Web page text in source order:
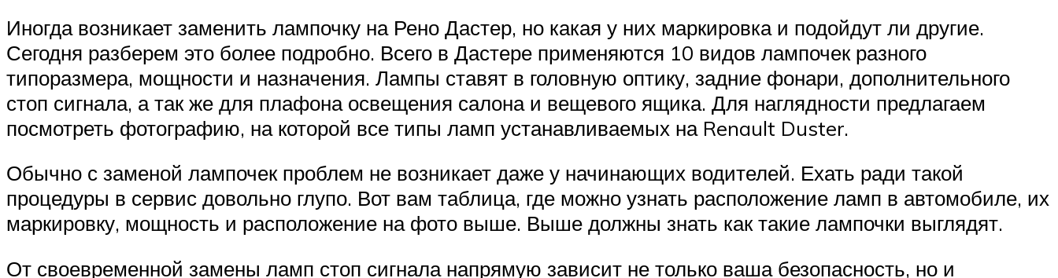
Иногда возникает заменить лампочку на Рено Дастер, но какая у них маркировка и подойдут ли другие.
Сегодня разберем это более подробно. Всего в Дастере применяются 10 видов лампочек разного
типоразмера, мощности и назначения. Лампы ставят в головную оптику, задние фонари, дополнительного
стоп сигнала, а так же для плафона освещения салона и вещевого ящика. Для наглядности предлагаем
посмотреть фотографию, на которой все типы ламп устанавливаемых на Renault Duster.
Обычно с заменой лампочек проблем не возникает даже у начинающих водителей. Ехать ради такой
процедуры в сервис довольно глупо. Вот вам таблица, где можно узнать расположение ламп в автомобиле, их
маркировку, мощность и расположение на фото выше. Выше должны знать как такие лампочки выглядят.
От своевременной замены ламп стоп сигнала напрямую зависит не только ваша безопасность, но и